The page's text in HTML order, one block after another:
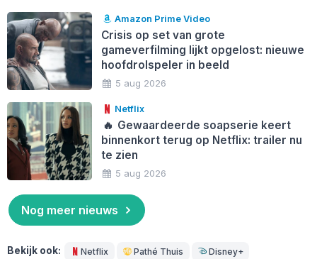
Amazon Prime Video
Crisis op set van grote
gameverfilming lijkt opgelost: nieuwe
hoofdrolspeler in beeld
5 aug 2026
Netflix
🔥 Gewaardeerde soapserie keert
binnenkort terug op Netflix: trailer nu
te zien
5 aug 2026
Nog meer nieuws
Bekijk ook: Netflix Pathé Thuis Disney+